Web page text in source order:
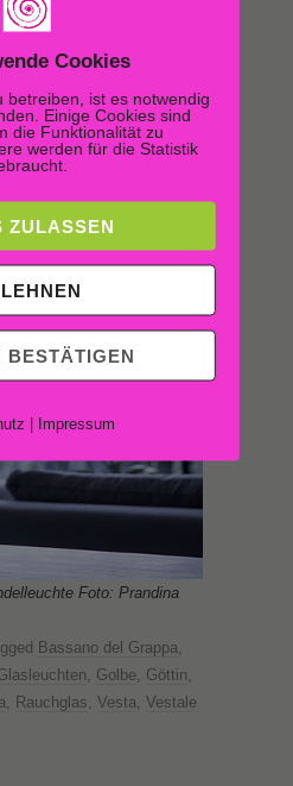
Foto: Prandina
Bassano del Grappa
Golbe Göttin
Rauchglas Vesta Vestale
Cookies
betreiben, ist es notwendig
Einige Cookies sind
die Funktionalität zu
werden für die Statistik
ZULASSEN
BESTÄTIGEN
| Impressum